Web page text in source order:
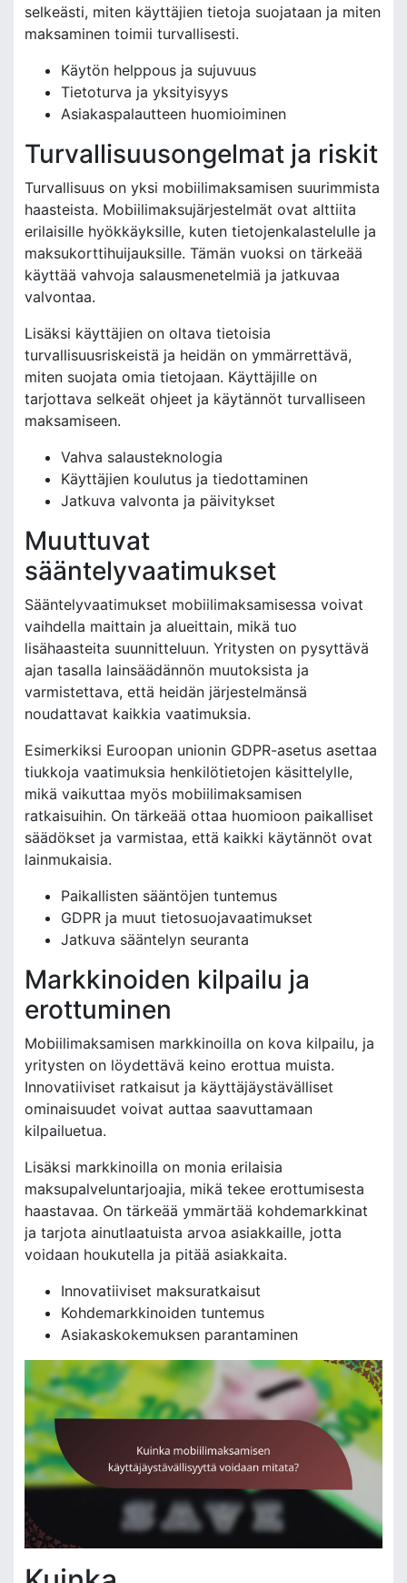
selkeästi, miten käyttäjien tietoja suojataan ja miten
maksaminen toimii turvallisesti.
Käytön helppous ja sujuvuus
Tietoturva ja yksityisyys
Asiakaspalautteen huomioiminen
Turvallisuusongelmat ja riskit
Turvallisuus on yksi mobiilimaksamisen suurimmista
haasteista. Mobiilimaksujärjestelmät ovat alttiita
erilaisille hyökkäyksille, kuten tietojenkalastelulle ja
maksukorttihuijauksille. Tämän vuoksi on tärkeää
käyttää vahvoja salausmenetelmiä ja jatkuvaa
valvontaa.
Lisäksi käyttäjien on oltava tietoisia
turvallisuusriskeistä ja heidän on ymmärrettävä,
miten suojata omia tietojaan. Käyttäjille on
tarjottava selkeät ohjeet ja käytännöt turvalliseen
maksamiseen.
Vahva salausteknologia
Käyttäjien koulutus ja tiedottaminen
Jatkuva valvonta ja päivitykset
Muuttuvat
sääntelyvaatimukset
Sääntelyvaatimukset mobiilimaksamisessa voivat
vaihdella maittain ja alueittain, mikä tuo
lisähaasteita suunnitteluun. Yritysten on pysyttävä
ajan tasalla lainsäädännön muutoksista ja
varmistettava, että heidän järjestelmänsä
noudattavat kaikkia vaatimuksia.
Esimerkiksi Euroopan unionin GDPR-asetus asettaa
tiukkoja vaatimuksia henkilötietojen käsittelylle,
mikä vaikuttaa myös mobiilimaksamisen
ratkaisuihin. On tärkeää ottaa huomioon paikalliset
säädökset ja varmistaa, että kaikki käytännöt ovat
lainmukaisia.
Paikallisten sääntöjen tuntemus
GDPR ja muut tietosuojavaatimukset
Jatkuva sääntelyn seuranta
Markkinoiden kilpailu ja
erottuminen
Mobiilimaksamisen markkinoilla on kova kilpailu, ja
yritysten on löydettävä keino erottua muista.
Innovatiiviset ratkaisut ja käyttäjäystävälliset
ominaisuudet voivat auttaa saavuttamaan
kilpailuetua.
Lisäksi markkinoilla on monia erilaisia
maksupalveluntarjoajia, mikä tekee erottumisesta
haastavaa. On tärkeää ymmärtää kohdemarkkinat
ja tarjota ainutlaatuista arvoa asiakkaille, jotta
voidaan houkutella ja pitää asiakkaita.
Innovatiiviset maksuratkaisut
Kohdemarkkinoiden tuntemus
Asiakaskokemuksen parantaminen